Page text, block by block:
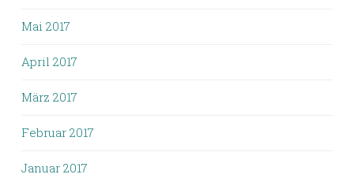
Mai 2017
April 2017
März 2017
Februar 2017
Januar 2017